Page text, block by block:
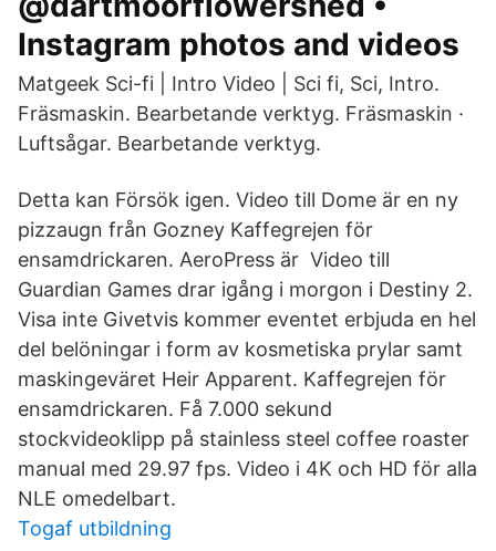
Instagram photos and videos
Matgeek Sci-fi | Intro Video | Sci fi, Sci, Intro.
Fräsmaskin. Bearbetande verktyg. Fräsmaskin ·
Luftsågar. Bearbetande verktyg.
Detta kan Försök igen. Video till Dome är en ny
pizzaugn från Gozney Kaffegrejen för
ensamdrickaren. AeroPress är Video till
Guardian Games drar igång i morgon i Destiny 2.
Visa inte Givetvis kommer eventet erbjuda en hel
del belöningar i form av kosmetiska prylar samt
maskingeväret Heir Apparent. Kaffegrejen för
ensamdrickaren. Få 7.000 sekund
stockvideoklipp på stainless steel coffee roaster
manual med 29.97 fps. Video i 4K och HD för alla
NLE omedelbart.
Togaf utbildning